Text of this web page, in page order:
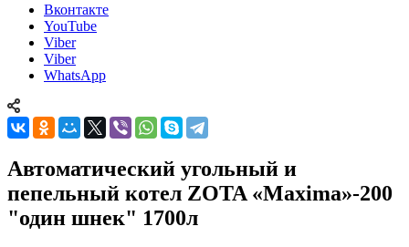
Вконтакте
YouTube
Viber
Viber
WhatsApp
Автоматический угольный и
пепельный котел ZOTA «Maxima»-200
"один шнек" 1700л